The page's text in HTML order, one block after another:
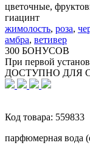
цветочные,
гиацинт
жимолость, роза,
амбра, ветивер
300 БОНУСОВ
При первой
ДОСТУПНО ДЛЯ
Код товара: 559833
парфюмерная вода